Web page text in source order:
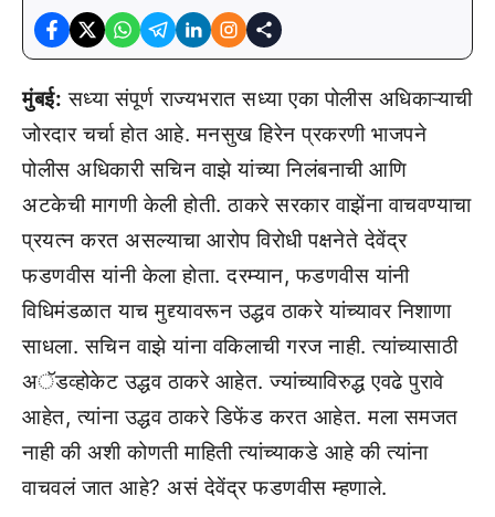
मुंबई: सध्या संपूर्ण राज्यभरात सध्या एका पोलीस अधिकाऱ्याची
जोरदार चर्चा होत आहे. मनसुख हिरेन प्रकरणी भाजपने
पोलीस अधिकारी सचिन वाझे यांच्या निलंबनाची आणि
अटकेची मागणी केली होती. ठाकरे सरकार वाझेंना वाचवण्याचा
प्रयत्न करत असल्याचा आरोप विरोधी पक्षनेते देवेंद्र
फडणवीस यांनी केला होता. दरम्यान, फडणवीस यांनी
विधिमंडळात याच मुद्द्यावरून उद्धव ठाकरे यांच्यावर निशाणा
साधला. सचिन वाझे यांना वकिलाची गरज नाही. त्यांच्यासाठी
अॅडव्होकेट उद्धव ठाकरे आहेत. ज्यांच्याविरुद्ध एवढे पुरावे
आहेत, त्यांना उद्धव ठाकरे डिफेंड करत आहेत. मला समजत
नाही की अशी कोणती माहिती त्यांच्याकडे आहे की त्यांना
वाचवलं जात आहे? असं देवेंद्र फडणवीस म्हणाले.